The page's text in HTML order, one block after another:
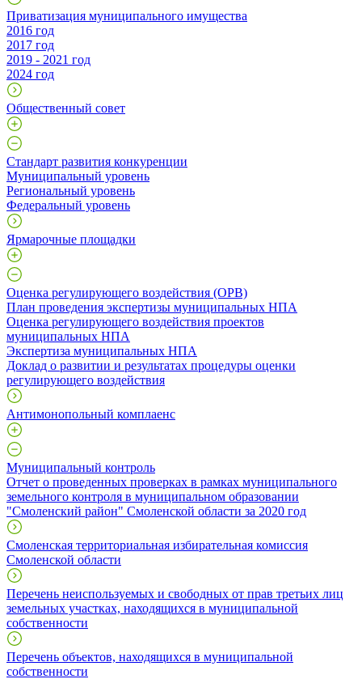
Приватизация муниципального имущества
2016 год
2017 год
2019 - 2021 год
2024 год
Общественный совет
Стандарт развития конкуренции
Муниципальный уровень
Региональный уровень
Федеральный уровень
Ярмарочные площадки
Оценка регулирующего воздействия (ОРВ)
План проведения экспертизы муниципальных НПА
Оценка регулирующего воздействия проектов
муниципальных НПА
Экспертиза муниципальных НПА
Доклад о развитии и результатах процедуры оценки
регулирующего воздействия
Антимонопольный комплаенс
Муниципальный контроль
Отчет о проведенных проверках в рамках муниципального
земельного контроля в муниципальном образовании
"Смоленский район" Смоленской области за 2020 год
Смоленская территориальная избирательная комиссия
Смоленской области
Перечень неиспользуемых и свободных от прав третьих лиц
земельных участках, находящихся в муниципальной
собственности
Перечень объектов, находящихся в муниципальной
собственности